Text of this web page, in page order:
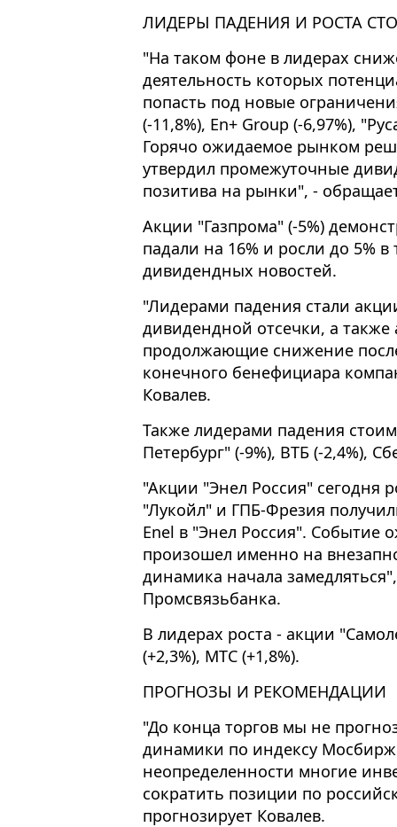
ЛИДЕРЫ ПАДЕНИЯ И РОСТА
"На таком фоне в лидерах
деятельность которых
попасть под новые
(-11,8%), En+ Group (-6,97%),
Горячо ожидаемое рынком
утвердил промежуточные
позитива на рынки", -
Акции "Газпрома" (-5%)
падали на 16% и росли до 5%
дивидендных новостей.
"Лидерами падения стали
дивидендной отсечки, а также
продолжающие снижение
конечного бенефициара
Ковалев.
Также лидерами падения
Петербург" (-9%), ВТБ (-2,4%),
"Акции "Энел Россия" сегодня
"Лукойл" и ГПБ-Фрезия
Enel в "Энел Россия". Событие
произошел именно на
динамика начала
Промсвязьбанка.
В лидерах роста - акции
(+2,3%), МТС (+1,8%).
ПРОГНОЗЫ И РЕКОМЕНДАЦИИ
"До конца торгов мы не
динамики по индексу
неопределенности многие
сократить позиции по
прогнозирует Ковалев.